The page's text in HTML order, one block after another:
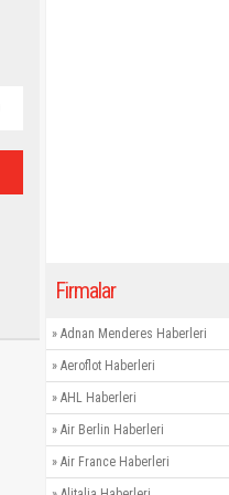
Firmalar
» Adnan Menderes Haberleri
» Aeroflot Haberleri
» AHL Haberleri
» Air Berlin Haberleri
» Air France Haberleri